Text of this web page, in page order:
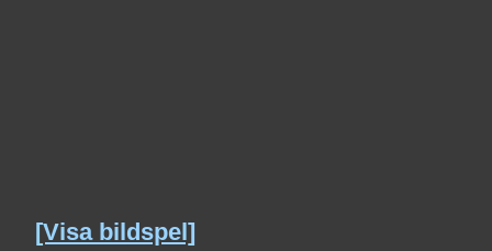
[Visa bildspel]